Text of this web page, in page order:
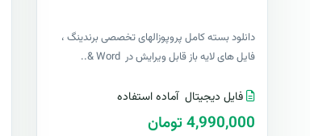
دانلود بسته کامل پروپوزالهای تخصصی برندینگ ،
فایل های لایه باز قابل ویرایش در Word &..
فایل دیجیتال آماده استفاده
4,990,000 تومان